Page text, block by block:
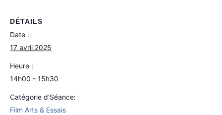
DÉTAILS
Date :
17 avril 2025
Heure :
14h00 - 15h30
Catégorie d’Séance:
Film Arts & Essais